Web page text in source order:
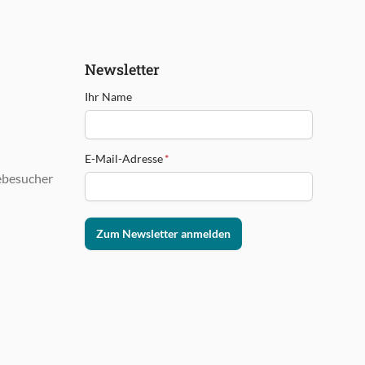
Newsletter
Ihr Name
E-Mail-Adresse*
Zum Newsletter anmelden